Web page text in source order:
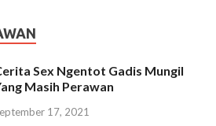
Sex Ngentot Gadis Mungil
Masih Perawan
17, 2021